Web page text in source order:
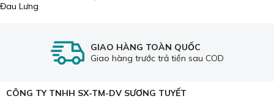
Đau Lưng
GIAO HÀNG TOÀN QUỐC
Giao hàng trước trả tiền sau COD
CÔNG TY TNHH SX-TM-DV SƯƠNG TUYẾT